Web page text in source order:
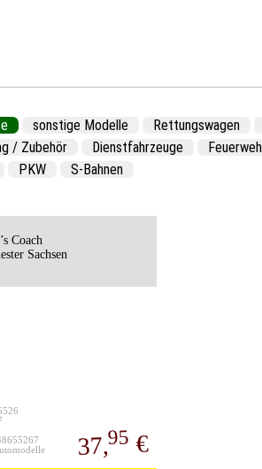
sonstige Modelle Rettungswagen
/ Zubehör Dienstfahrzeuge
PKW S-Bahnen
Coach
Sachsen
37,95 €